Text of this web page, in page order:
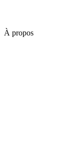
À propos